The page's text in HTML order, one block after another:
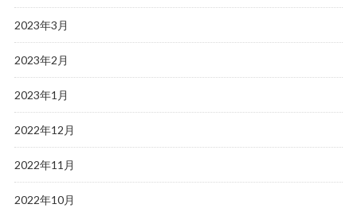
2023年3月
2023年2月
2023年1月
2022年12月
2022年11月
2022年10月